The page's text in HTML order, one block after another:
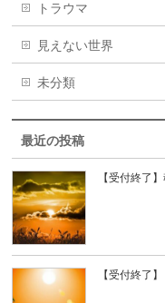
トラウマ
見えない世界
未分類
最近の投稿
【受付終了
【受付終了